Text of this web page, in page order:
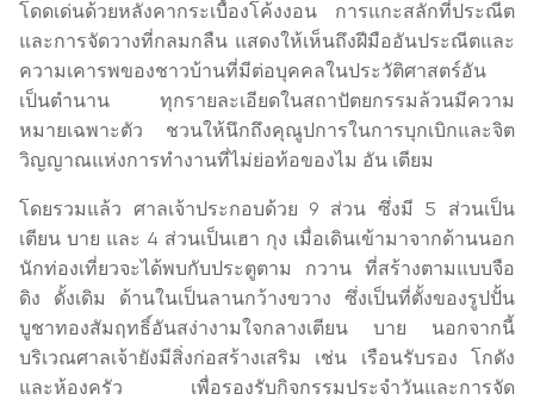
โดดเด่นด้วยหลังคากระเบื้องโค้งงอน การแกะสลักที่ประณีต
และการจัดวางที่กลมกลืน แสดงให้เห็นถึงฝีมืออันประณีตและ
ความเคารพของชาวบ้านที่มีต่อบุคคลในประวัติศาสตร์อัน
เป็นตำนาน ทุกรายละเอียดในสถาปัตยกรรมล้วนมีความ
หมายเฉพาะตัว ชวนให้นึกถึงคุณูปการในการบุกเบิกและจิต
วิญญาณแห่งการทำงานที่ไม่ย่อท้อของไม อัน เตียม
โดยรวมแล้ว ศาลเจ้าประกอบด้วย 9 ส่วน ซึ่งมี 5 ส่วนเป็น
เตียน บาย และ 4 ส่วนเป็นเฮา กุง เมื่อเดินเข้ามาจากด้านนอก
นักท่องเที่ยวจะได้พบกับประตูตาม กวาน ที่สร้างตามแบบจือ
ดิง ดั้งเดิม ด้านในเป็นลานกว้างขวาง ซึ่งเป็นที่ตั้งของรูปปั้น
บูชาทองสัมฤทธิ์อันสง่างามใจกลางเตียน บาย นอกจากนี้
บริเวณศาลเจ้ายังมีสิ่งก่อสร้างเสริม เช่น เรือนรับรอง โกดัง
และห้องครัว เพื่อรองรับกิจกรรมประจำวันและการจัด